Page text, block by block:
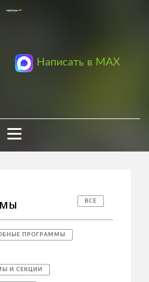
Написать в MAX
ВСЕ
ПРОГРАММЫ
И СЕКЦИИ